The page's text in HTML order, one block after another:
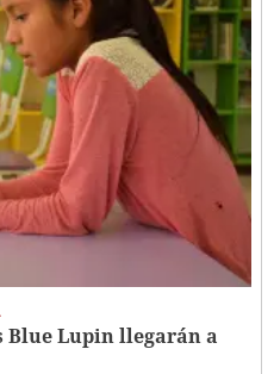
Blue Lupin llegarán a